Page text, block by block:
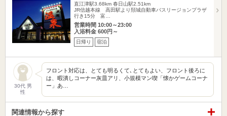
直江津駅3.68km 春日山駅2.51km
JR信越本線 高田駅より頚城自動車バスリージョンプラザ
行き15分 富…
営業時間 10:00～23:00
入浴料金 600円～
日帰り 宿泊
30代 男
性
フロント対応は、とても明るくて､とてもよい、フロント後ろに
は、暇潰しコーナー灰皿アリ、小規模マン喫「懐かゲームコーナ
ー」あ…
関連情報から探す